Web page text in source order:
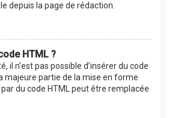
depuis la page de rédaction.
HTML ?
il n’est pas possible d’insérer du code
majeure partie de la mise en forme
du code HTML peut être remplacée